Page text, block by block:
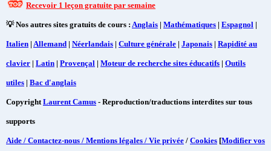
Recevoir 1 leçon gratuite par semaine
💡 Nos autres sites gratuits de cours : Anglais | Mathématiques | Espagnol |
Italien | Allemand | Néerlandais | Culture générale | Japonais | Rapidité au
clavier | Latin | Provençal | Moteur de recherche sites éducatifs | Outils
utiles | Bac d'anglais
CopyrightLaurent Camus - Reproduction/traductions interdites sur tous
supports
Aide / Contactez-nous / Mentions légales / Vie privée / Cookies [Modifier vos